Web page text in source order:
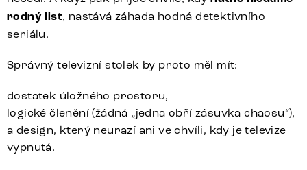
rodný list, nastává záhada hodná detektivního
seriálu.
Správný televizní stolek by proto měl mít:
dostatek úložného prostoru,
logické členění (žádná „jedna obří zásuvka chaosu“),
a design, který neurazí ani ve chvíli, kdy je televize
vypnutá.